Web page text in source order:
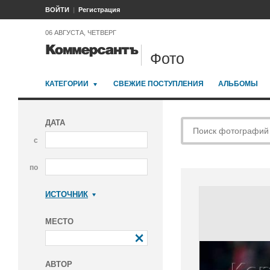
ВОЙТИ Регистрация
06 АВГУСТА, ЧЕТВЕРГ
Фото
КАТЕГОРИИ СВЕЖИЕ ПОСТУПЛЕНИЯ АЛЬБОМЫ
ДАТА
с
по
ИСТОЧНИК
МЕСТО
АВТОР